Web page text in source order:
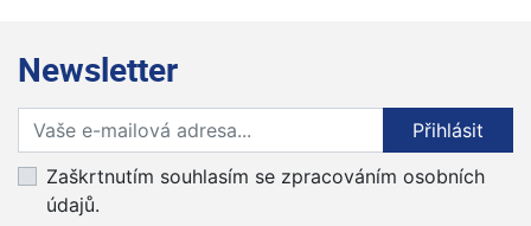
Newsletter
Přihlaste se k odběru novinek
Přihlásit
Zaškrtnutím souhlasím se zpracováním osobních
údajů.